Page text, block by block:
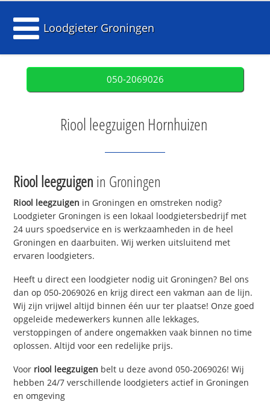
Loodgieter Groningen
050-2069026
Riool leegzuigen Hornhuizen
Riool leegzuigen in Groningen
Riool leegzuigen in Groningen en omstreken nodig?
Loodgieter Groningen is een lokaal loodgietersbedrijf met
24 uurs spoedservice en is werkzaamheden in de heel
Groningen en daarbuiten. Wij werken uitsluitend met
ervaren loodgieters.
Heeft u direct een loodgieter nodig uit Groningen? Bel ons
dan op 050-2069026 en krijg direct een vakman aan de lijn.
Wij zijn vrijwel altijd binnen één uur ter plaatse! Onze goed
opgeleide medewerkers kunnen alle lekkages,
verstoppingen of andere ongemakken vaak binnen no time
oplossen. Altijd voor een redelijke prijs.
Voor riool leegzuigen belt u deze avond 050-2069026! Wij
hebben 24/7 verschillende loodgieters actief in Groningen
en omgeving